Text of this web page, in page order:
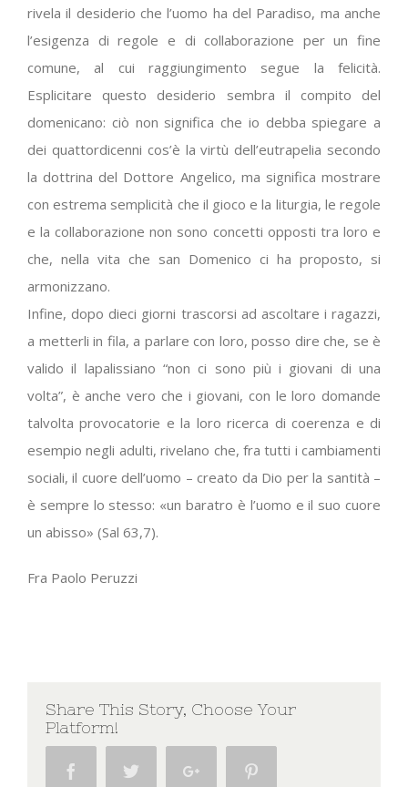
rivela il desiderio che l’uomo ha del Paradiso, ma anche
l’esigenza di regole e di collaborazione per un fine
comune, al cui raggiungimento segue la felicità.
Esplicitare questo desiderio sembra il compito del
domenicano: ciò non significa che io debba spiegare a
dei quattordicenni cos’è la virtù dell’eutrapelia secondo
la dottrina del Dottore Angelico, ma significa mostrare
con estrema semplicità che il gioco e la liturgia, le regole
e la collaborazione non sono concetti opposti tra loro e
che, nella vita che san Domenico ci ha proposto, si
armonizzano.
Infine, dopo dieci giorni trascorsi ad ascoltare i ragazzi,
a metterli in fila, a parlare con loro, posso dire che, se è
valido il lapalissiano “non ci sono più i giovani di una
volta”, è anche vero che i giovani, con le loro domande
talvolta provocatorie e la loro ricerca di coerenza e di
esempio negli adulti, rivelano che, fra tutti i cambiamenti
sociali, il cuore dell’uomo – creato da Dio per la santità –
è sempre lo stesso: «un baratro è l’uomo e il suo cuore
un abisso» (Sal 63,7).
Fra Paolo Peruzzi
Share This Story, Choose Your
Platform!
Facebook Twitter Google+